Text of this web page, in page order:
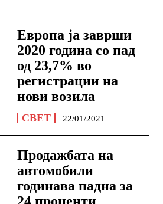
Европа ја заврши
2020 година со пад
од 23,7% во
регистрации на
нови возила
СВЕТ 22/01/2021
Продажбата на
автомобили
годинава падна за
24 проценти